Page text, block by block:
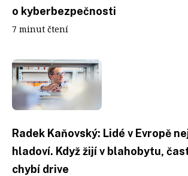
o kyberbezpečnosti
7 minut čtení
Radek Kaňovský: Lidé v Evropě
hladoví. Když žijí v blahobytu,
chybí drive